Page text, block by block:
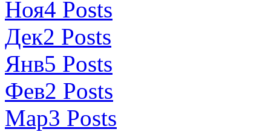
Ноя4 Posts
Дек2 Posts
Янв5 Posts
Фев2 Posts
Мар3 Posts